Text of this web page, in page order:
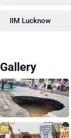
IIM Lucknow
Gallery